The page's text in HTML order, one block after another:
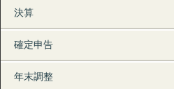
決算
確定申告
年末調整